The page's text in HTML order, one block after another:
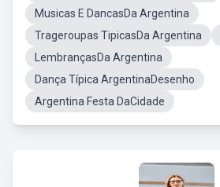
Musicas E DancasDa Argentina
Trageroupas TipicasDa Argentina
LembrançasDa Argentina
Dança Típica ArgentinaDesenho
Argentina Festa DaCidade